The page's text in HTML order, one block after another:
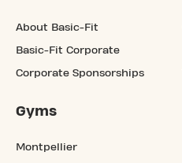
About Basic-Fit
Basic-Fit Corporate
Corporate Sponsorships
Gyms
Montpellier